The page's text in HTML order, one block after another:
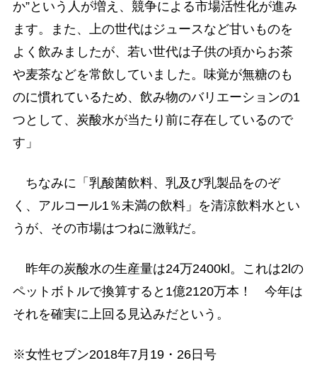
か”という人が増え、競争による市場活性化が進み
ます。また、上の世代はジュースなど甘いものを
よく飲みましたが、若い世代は子供の頃からお茶
や麦茶などを常飲していました。味覚が無糖のも
のに慣れているため、飲み物のバリエーションの1
つとして、炭酸水が当たり前に存在しているので
す」
ちなみに「乳酸菌飲料、乳及び乳製品をのぞ
く、アルコール1％未満の飲料」を清涼飲料水とい
うが、その市場はつねに激戦だ。
昨年の炭酸水の生産量は24万2400kl。これは2lの
ペットボトルで換算すると1億2120万本！ 今年は
それを確実に上回る見込みだという。
※女性セブン2018年7月19・26日号